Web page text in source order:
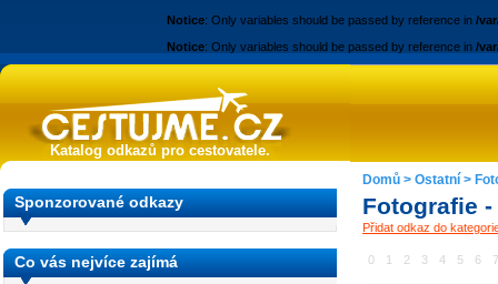
Notice: Only variables should be passed by reference in /
Notice: Only variables should be passed by reference in /
Katalog odkazů pro cestovatele.
Sponzorované odkazy
Co vás nejvíce zajímá
Domů > Ostatní >
Fotografie
Přidat odkaz do
0 1 2 3 4 5 6 7